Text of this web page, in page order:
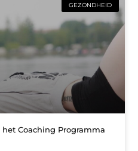
GEZONDHEID
Coaching Programma